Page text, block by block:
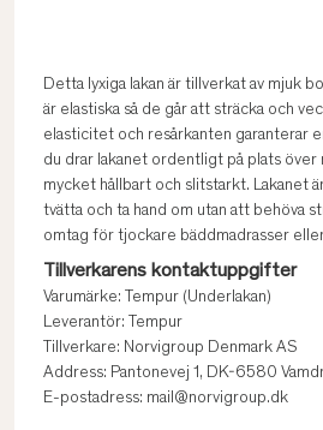
Detta lyxiga lakan är tillverkat av mjuk
är elastiska så de går att sträcka och
elasticitet och resårkanten garanterar
du drar lakanet ordentligt på plats över
mycket hållbart och slitstarkt. Lakanet
tvätta och ta hand om utan att behöva
omtag för tjockare bäddmadrasser
Tillverkarens kontaktuppgifter
Varumärke: Tempur (Underlakan)
Leverantör: Tempur
Tillverkare: Norvigroup Denmark AS
Address: Pantonevej 1, DK-6580
E-postadress: mail@norvigroup.dk